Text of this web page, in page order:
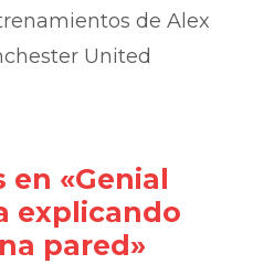
de Alex
United
«Genial
explicando
pared»